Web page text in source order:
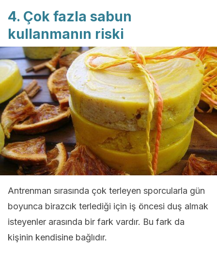
4. Çok fazla sabun
kullanmanın riski
Antrenman sırasında çok terleyen sporcularla gün
boyunca birazcık terlediği için iş öncesi duş almak
isteyenler arasında bir fark vardır. Bu fark da
kişinin kendisine bağlıdır.